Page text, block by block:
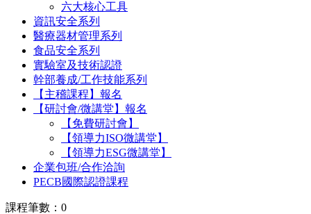
六大核心工具
資訊安全系列
醫療器材管理系列
食品安全系列
實驗室及技術認證
幹部養成/工作技能系列
【主稽課程】報名
【研討會/微講堂】報名
【免費研討會】
【領導力ISO微講堂】
【領導力ESG微講堂】
企業包班/合作洽詢
PECB國際認證課程
課程筆數：0